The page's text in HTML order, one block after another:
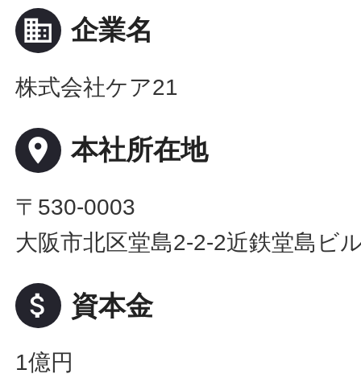
business 企業名
株式会社ケア21
place 本社所在地
〒530-0003
大阪市北区堂島2-2-2近鉄堂島ビ
attach_money 資本金
1億円